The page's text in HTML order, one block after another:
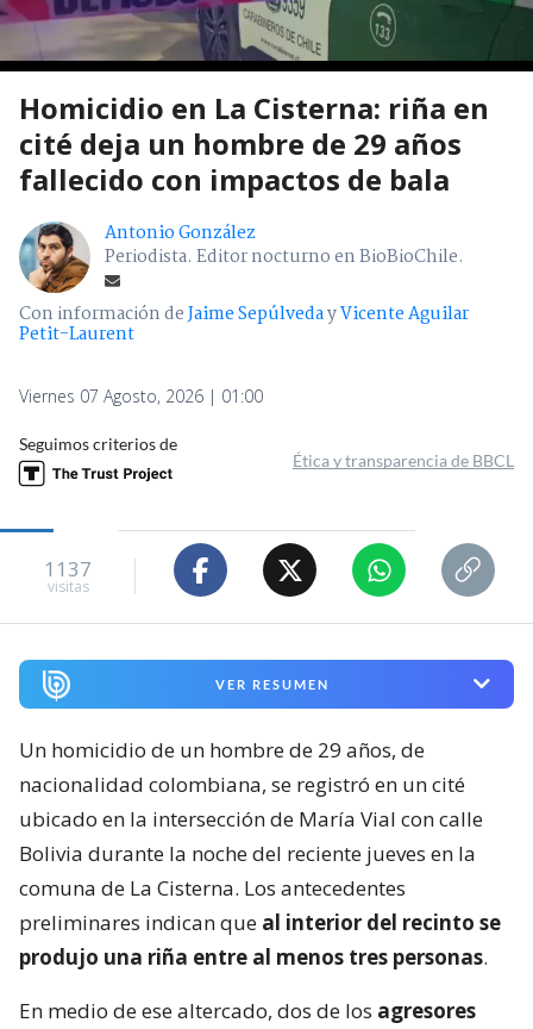
Homicidio en La Cisterna: riña en
cité deja un hombre de 29 años
fallecido con impactos de bala
Antonio González
Periodista. Editor nocturno en BioBioChile.
Con información deJaime SepúlvedayVicente Aguilar
Petit-Laurent
Viernes 07 Agosto, 2026 | 01:00
Seguimos criterios de
Ética y transparencia de BBCL
1137
visitas
VER RESUMEN
Un homicidio de un hombre de 29 años, de
nacionalidad colombiana, se registró en un cité
ubicado en la intersección de María Vial con calle
Bolivia durante la noche del reciente jueves en la
comuna de La Cisterna. Los antecedentes
preliminares indican que al interior del recinto se
produjo una riña entre al menos tres personas.
En medio de ese altercado, dos de los agresores